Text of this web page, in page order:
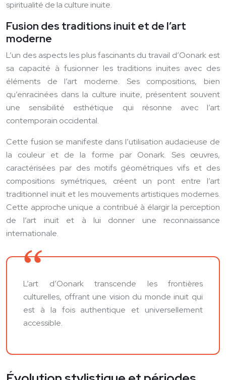
spiritualité de la culture inuite.
Fusion des traditions inuit et de l’art
moderne
L’un des aspects les plus fascinants du travail d’Oonark est
sa capacité à fusionner les traditions inuites avec des
éléments de l’art moderne. Ses compositions, bien
qu’enracinées dans la culture inuite, présentent souvent
une sensibilité esthétique qui résonne avec l’art
contemporain occidental.
Cette fusion se manifeste dans l’utilisation audacieuse de
la couleur et de la forme par Oonark. Ses œuvres,
caractérisées par des motifs géométriques vifs et des
compositions symétriques, créent un pont entre l’art
traditionnel inuit et les mouvements artistiques modernes.
Cette approche unique a contribué à élargir la perception
de l’art inuit et à lui donner une reconnaissance
internationale.
L’art d’Oonark transcende les frontières
culturelles, offrant une vision du monde inuit qui
est à la fois authentique et universellement
accessible.